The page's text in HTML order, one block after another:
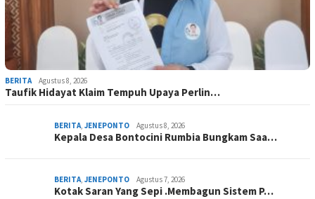
BERITA Agustus 8, 2026
Taufik Hidayat Klaim Tempuh Upaya Perlin…
BERITA, JENEPONTO Agustus 8, 2026
Kepala Desa Bontocini Rumbia Bungkam Saa…
BERITA, JENEPONTO Agustus 7, 2026
Kotak Saran Yang Sepi .Membagun Sistem P…